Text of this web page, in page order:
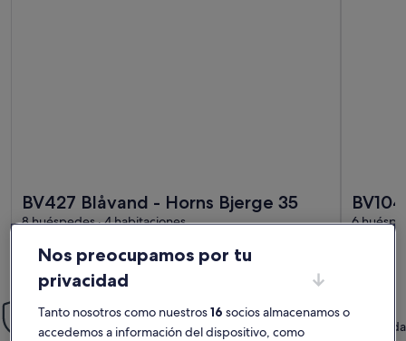
BV427 Blåvand - Horns Bjerge 35
8 huéspedes · 4 habitaciones 6
Aprovecha nuestra Garantía Reserva con Confianza, que te brinda
Nos preocupamos por tu
privacidad
Tanto nosotros como nuestros16 socios almacenamos o
accedemos a información del dispositivo, como